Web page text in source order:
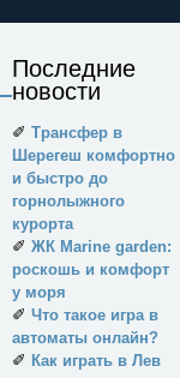
Последние
новости
✐ Трансфер в
Шерегеш комфортно
и быстро до
горнолыжного
курорта
✐ ЖК Marine garden:
роскошь и комфорт
у моря
✐ Что такое игра в
автоматы онлайн?
✐ Как играть в Лев